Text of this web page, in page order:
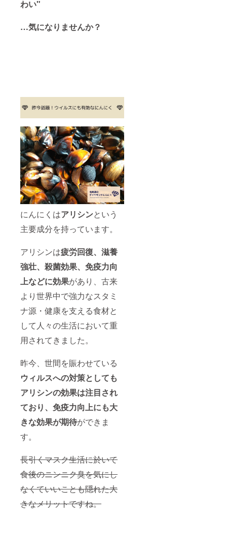
わい"
…気になりませんか？
にんにくはアリシンという
主要成分を持っています。
アリシンは疲労回復、滋養
強壮、殺菌効果、免疫力向
上などに効果があり、古来
より世界中で強力なスタミ
ナ源・健康を支える食材と
して人々の生活において重
用されてきました。
昨今、世間を賑わせている
ウィルスへの対策としても
アリシンの効果は注目され
ており、免疫力向上にも大
きな効果が期待ができま
す。
長引くマスク生活に於いて
食後のニンニク臭を気にし
なくていいことも隠れた大
きなメリットですね。